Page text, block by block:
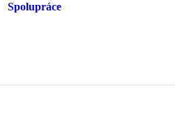
Spolupráce